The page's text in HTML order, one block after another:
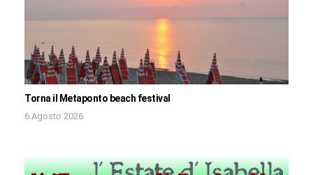
Torna il Metaponto beach festival
6 Agosto 2026